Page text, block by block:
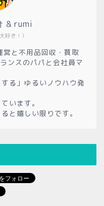
好き！）
& rumi
営と不用品回収・買取
ンスのパパと会社員マ
る」ゆるいノウハウ発
います。
と嬉しい限りです。